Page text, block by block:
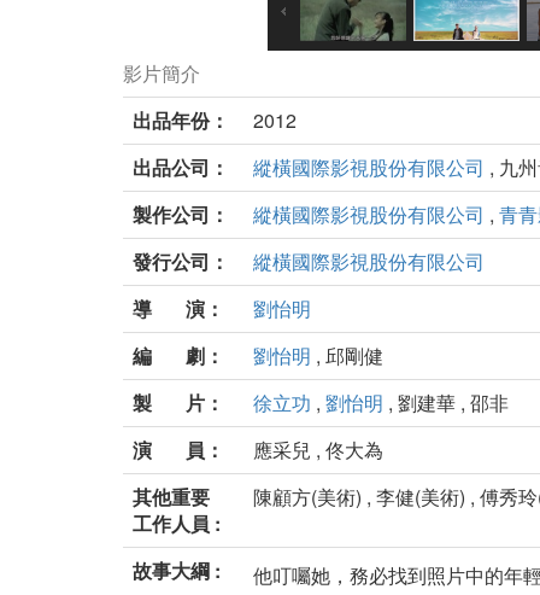
影片簡介
出品年份：
2012
出品公司：
縱橫國際影視股份有限公司 , 九
製作公司：
縱橫國際影視股份有限公司 , 青
發行公司：
縱橫國際影視股份有限公司
導 演：
劉怡明
編 劇：
劉怡明 , 邱剛健
製 片：
徐立功 , 劉怡明 , 劉建華 , 邵非
演 員：
應采兒 , 佟大為
其他重要
工作人員 :
陳顧方(美術) , 李健(美術) , 傅秀
故事大綱 :
他叮囑她，務必找到照片中的年